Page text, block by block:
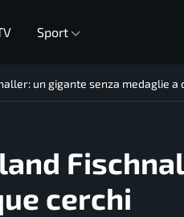
Sport
un gigante senza medaglie a
cerchi